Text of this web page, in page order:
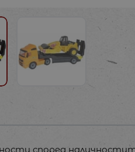
според